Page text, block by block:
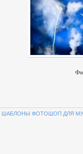
ШАБЛОНЫ ФОТОШОП ДЛЯ